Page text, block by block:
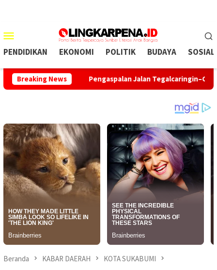
Mobile
PENDIDIKAN EKONOMI POLITIK BUDAYA SOSIAL
Breaking News
KDM Pengaspalan Jalan Tegalcaringin–Cimarinjung
Beranda KABAR DAERAH KOTA SUKABUMI